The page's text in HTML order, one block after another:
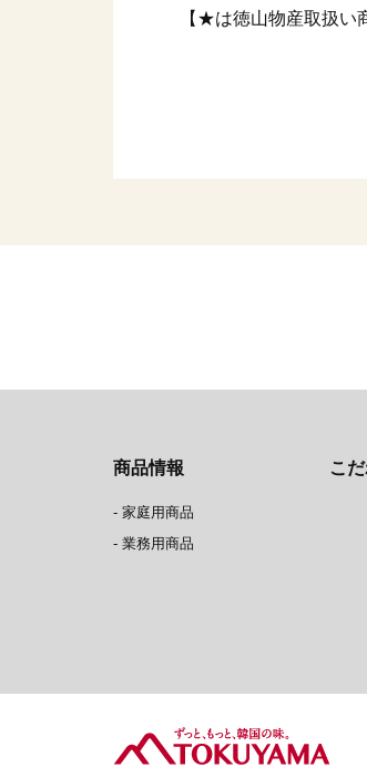
【★は徳山物産取扱い
商品情報
- 家庭用商品
- 業務用商品
こ